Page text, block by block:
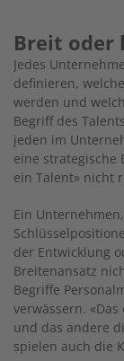
Breit oder
Jedes
definieren,
werden und
Begriff des
jeden im
eine strategische
ein Talent» nicht
Ein
der Entwicklung
Breitenansatz
Begriffe
verwässern.
und das andere
spielen auch die